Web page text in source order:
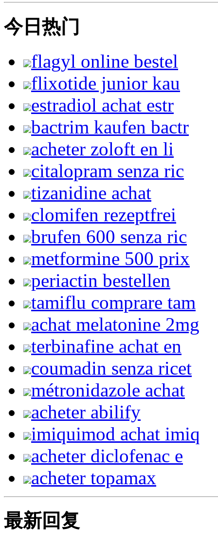
今日热门
flagyl online bestel
flixotide junior kau
estradiol achat estr
bactrim kaufen bactr
acheter zoloft en li
citalopram senza ric
tizanidine achat
clomifen rezeptfrei
brufen 600 senza ric
metformine 500 prix
periactin bestellen
tamiflu comprare tam
achat melatonine 2mg
terbinafine achat en
coumadin senza ricet
métronidazole achat
acheter abilify
imiquimod achat imiq
acheter diclofenac e
acheter topamax
最新回复